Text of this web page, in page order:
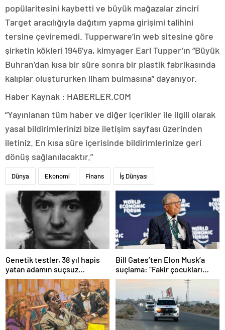
popülaritesini kaybetti ve büyük mağazalar zinciri
Target aracılığıyla dağıtım yapma girişimi talihini
tersine çeviremedi. Tupperware’in web sitesine göre
şirketin kökleri 1946’ya, kimyager Earl Tupper’ın “Büyük
Buhran’dan kısa bir süre sonra bir plastik fabrikasında
kalıplar oluştururken ilham bulmasına” dayanıyor.
Haber Kaynak : HABERLER.COM
“Yayınlanan tüm haber ve diğer içerikler ile ilgili olarak
yasal bildirimlerinizi bize iletişim sayfası üzerinden
iletiniz. En kısa süre içerisinde bildirimlerinize geri
dönüş sağlanılacaktır.”
Dünya Ekonomi Finans İş Dünyası
Genetik testler, 38 yıl hapis
yatan adamın suçsuz
olduğunu ortaya çıkardı
Bill Gates’ten Elon Musk’a
suçlama: “Fakir çocukları
öldürdü”